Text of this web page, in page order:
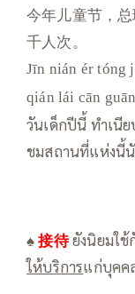
今年儿童节，
千人次。
Jīn nián ér tóng
qián lái cān
วันเด็กปีนี้ ทำเนี
ชมสถานที่แห่งนี้
♠接待ยังนิยมใช้
ให้บริการแก่บุคค